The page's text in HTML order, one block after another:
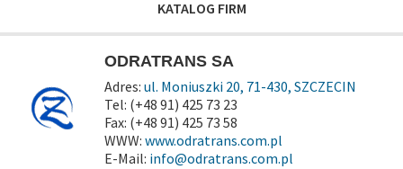
KATALOG FIRM
ODRATRANS SA
Adres: ul. Moniuszki 20, 71-430, SZCZECIN
Tel: (+48 91) 425 73 23
Fax: (+48 91) 425 73 58
WWW: www.odratrans.com.pl
E-Mail: info@odratrans.com.pl